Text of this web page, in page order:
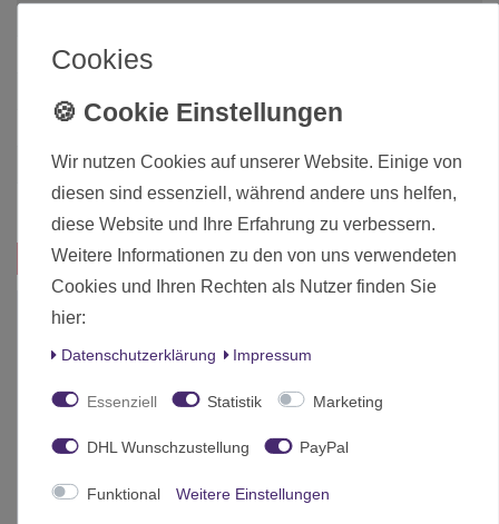
Art.-ID
Games Workshop
Herstellungsland United Kingdom
Inhalt 1 Stück
Das passt zu diesem Produkt:
-10%
Cookies
Wir nutzen Cookies auf unserer Website. Einige von
diesen sind essenziell, während andere uns helfen,
diese Website und Ihre Erfahrung zu verbessern.
Weitere Informationen zu den von uns verwendeten
Cookies und Ihren Rechten als Nutzer finden Sie
hier:
Daten­schutz­erklärung Impressum
Essenziell Statistik Marketing
DHL Wunschzustellung PayPal
Funktional Weitere Einstellungen